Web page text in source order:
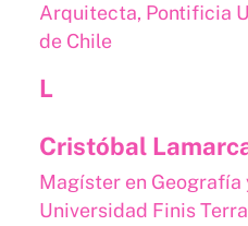
Arquitecta, Pontificia
de Chile​
L
Cristóbal
Magíster en Geografía
Universidad Finis